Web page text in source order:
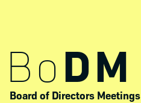
BoDM
Board of Directors Meetings